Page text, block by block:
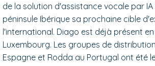
de la solution d'assistance vocale par
péninsule Ibérique sa prochaine cible
l'international. Diago est déjà présent
Luxembourg. Les groupes de
Espagne et Rodda au Portugal ont été